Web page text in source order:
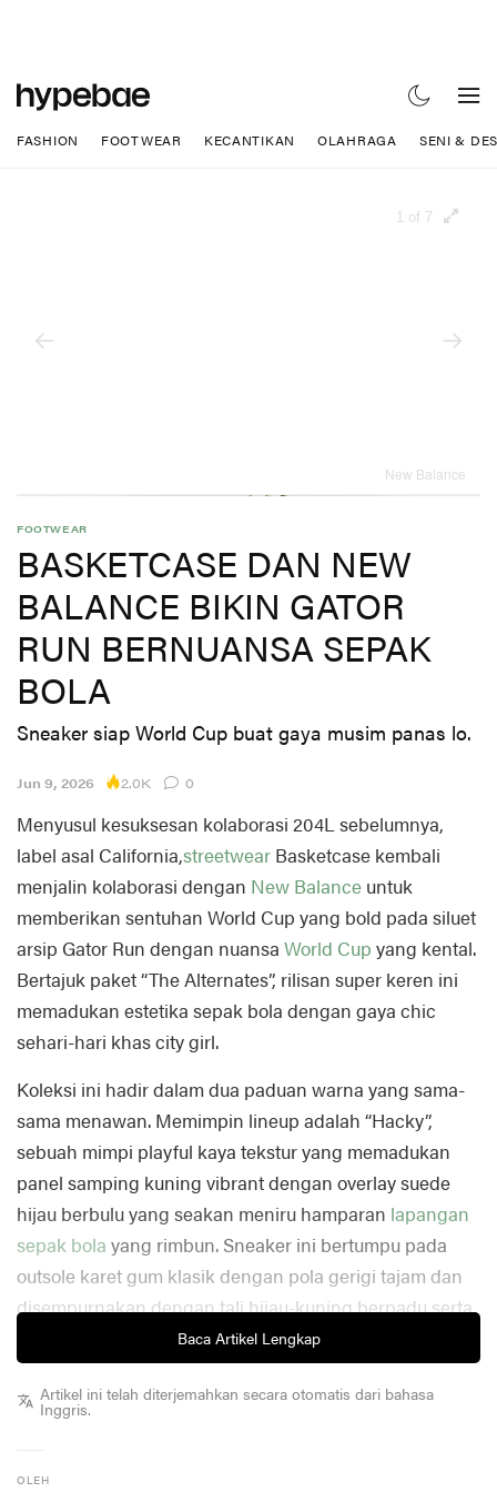
FASHION FOOTWEAR KECANTIKAN OLAHRAGA SENI &
1 of 7
New Balance
FOOTWEAR
BASKETCASE DAN NEW
BALANCE BIKIN GATOR
RUN BERNUANSA SEPAK
BOLA
Sneaker siap World Cup buat gaya musim panas lo.
Jun 9, 2026 2.0K 0
Menyusul kesuksesan kolaborasi 204L sebelumnya,
label asal California,streetwear Basketcase kembali
menjalin kolaborasi dengan New Balance untuk
memberikan sentuhan World Cup yang bold pada siluet
arsip Gator Run dengan nuansa World Cup yang kental.
Bertajuk paket “The Alternates”, rilisan super keren ini
memadukan estetika sepak bola dengan gaya chic
sehari-hari khas city girl.
Koleksi ini hadir dalam dua paduan warna yang sama-
sama menawan. Memimpin lineup adalah “Hacky”,
sebuah mimpi playful kaya tekstur yang memadukan
panel samping kuning vibrant dengan overlay suede
hijau berbulu yang seakan meniru hamparan lapangan
sepak bola yang rimbun. Sneaker ini bertumpu pada
outsole karet gum klasik dengan pola gerigi tajam dan
disempurnakan dengan tali hijau-kuning berpadu serta
pin badge kecil sebagai pemanis.
Untuk para minimalis, warna “Maiden” menawarkan
alternatif yang jauh lebih clean dan refined. Warna-
lembut, diberi sentuhan warna tipis nan subtil,
Baca Artikel Lengkap
Artikel ini telah diterjemahkan secara otomatis dari bahasa
Inggris.
OLEH